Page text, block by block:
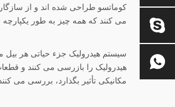
کوماتسو طراحی شده اند و از
می کنند که همه چیز به طور
سیستم هیدرولیک جزء حیاتی هر بیل
هیدرولیک را بازرسی می کنند و
مکانیکی تأثیر بگذارد، بررسی می